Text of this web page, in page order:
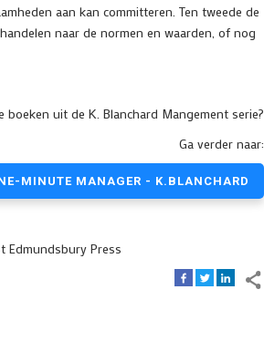
aan kan committeren. Ten tweede de
naar de normen en waarden, of nog
boeken uit de K. Blanchard Mangement serie?
Ga verder naar:
MINUTE MANAGER - K.BLANCHARD
Edmundsbury Press